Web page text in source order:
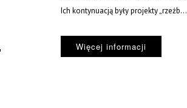
Ich kontynuacją były projekty „rzeźb...
Więcej informacji